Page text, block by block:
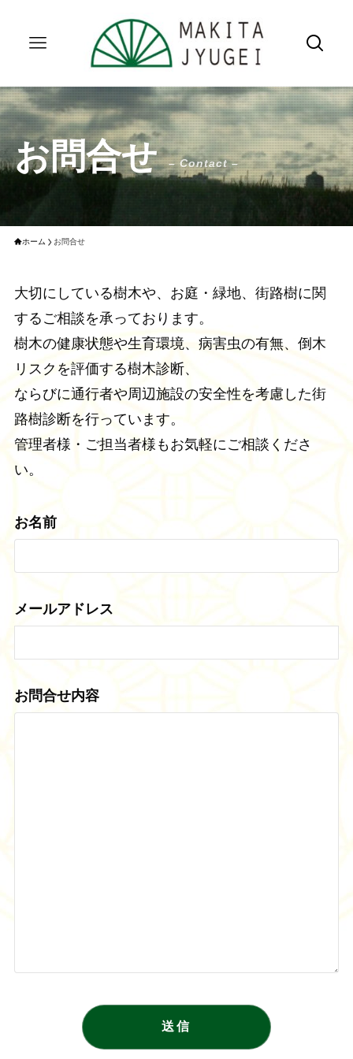
お問合せ – Contact –
ホーム お問合せ
大切にしている樹木や、お庭・緑地、街路樹に関
するご相談を承っております。
樹木の健康状態や生育環境、病害虫の有無、倒木
リスクを評価する樹木診断、
ならびに通行者や周辺施設の安全性を考慮した街
路樹診断を行っています。
管理者様・ご担当者様もお気軽にご相談くださ
い。
お名前
メールアドレス
お問合せ内容